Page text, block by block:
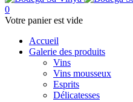
0
Votre panier est vide
Accueil
Galerie des produits
Vins
Vins mousseux
Esprits
Délicatesses